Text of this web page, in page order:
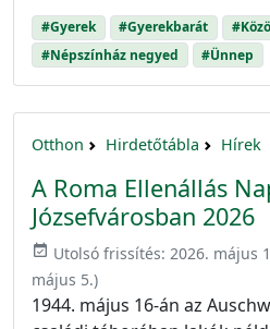
#Gyerek #Gyerekbarát
#Népszínház negyed
#Ünnep
Otthon Hirdetőtábla Hírek
A Roma Ellenállás
Józsefvárosban 2026
event_available Utolsó frissítés: 2026. május
május 5.)
1944. május 16-án az